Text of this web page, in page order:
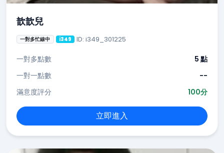
歆歆兒
一對多忙線中 i349 ID: i349_301225
一對多點數
5 點
一對一點數
--
滿意度評分
100分
立即進入